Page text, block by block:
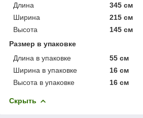
Длина
345 см
Ширина
215 см
Высота
145 см
Размер в упаковке
Длина в упаковке
55 см
Ширина в упаковке
16 см
Высота в упаковке
16 см
Скрыть